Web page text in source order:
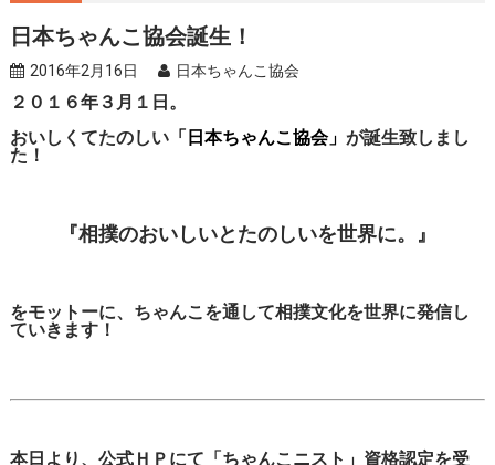
日本ちゃんこ協会誕生！
2016年2月16日 日本ちゃんこ協会
２０１６年３月１日。
おいしくてたのしい 「日本ちゃんこ協会」が誕生致しまし
た！
『相撲のおいしいとたのしいを世界に。』
をモットーに、ちゃんこを通して相撲文化を世界に発信し
ていきます！
本日より、公式ＨＰにて「ちゃんこニスト」資格認定を受